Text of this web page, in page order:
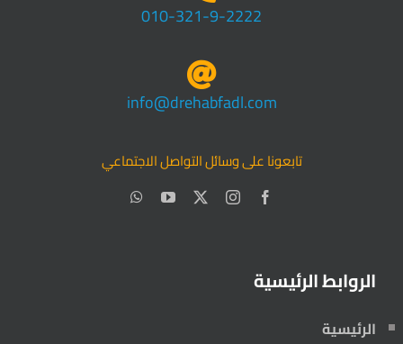
010-321-9-2222
info@drehabfadl.com
تابعونا على وسائل التواصل الاجتماعي
الروابط الرئيسية
الرئيسية